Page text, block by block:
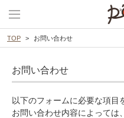
TOP お問い合わせ
お問い合わせ
以下のフォームに必要な項目
お問い合わせ内容によっては